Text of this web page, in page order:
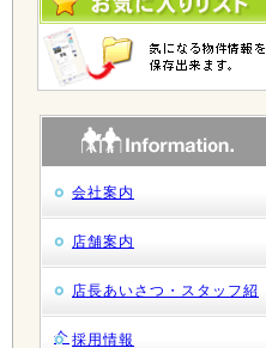
会社案内
店舗案内
店長あいさつ・スタッフ紹
介 採用情報